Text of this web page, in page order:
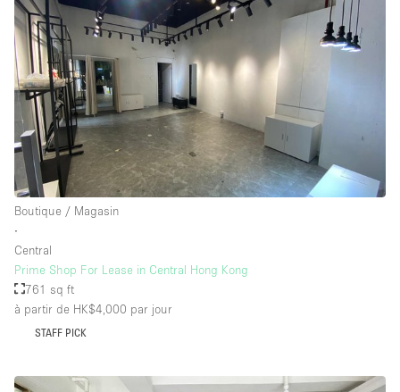
Boutique / Magasin
∙
Central
Prime Shop For Lease in Central Hong Kong
761 sq ft
à partir de HK$4,000 par jour
STAFF PICK